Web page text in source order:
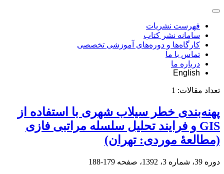
فهرست نشریات
سامانه نشر کتاب
کارگاه‌ها و دوره‌های آموزشی تخصصی
تماس با ما
درباره ما
English
تعداد مقالات: 1
پهنه‌بندی خطر سیلاب شهری با استفاده از
GIS و فرایند تحلیل سلسله مراتبی فازی
(مطالعۀ موردی: تهران)
دوره 39، شماره 3، 1392، صفحه 179-188